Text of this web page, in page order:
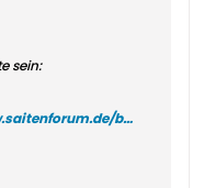
sein:
https://www.saitenforum.de/board/showthread.php?t=29218&highlight=Saitenkampagne